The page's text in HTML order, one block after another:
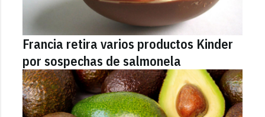
Francia retira varios productos Kinder
por sospechas de salmonela